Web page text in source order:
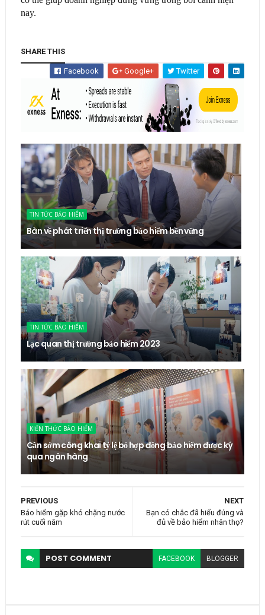
nay.
SHARE THIS
Facebook Google+ Twitter
TIN TỨC BẢO HIỂM
Bàn về phát triển thị trường bảo hiểm bền vững
TIN TỨC BẢO HIỂM
Lạc quan thị trường bảo hiểm 2023
KIẾN THỨC BẢO HIỂM
Cần sớm công khai tỷ lệ bỏ hợp đồng bảo hiểm được ký
qua ngân hàng
NEXT
Bạn có chắc đã hiểu đúng và
đủ về bảo hiểm nhân thọ?
PREVIOUS
Bảo hiểm gặp khó chặng nước
rút cuối năm
POST COMMENT FACEBOOK BLOGGER